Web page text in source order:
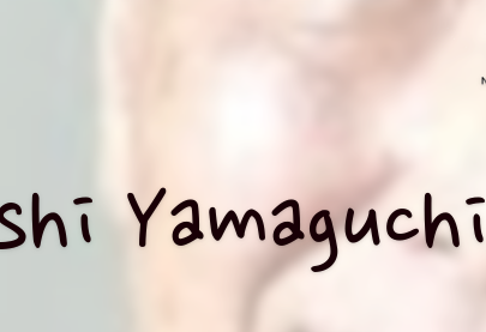
Yamaguchi